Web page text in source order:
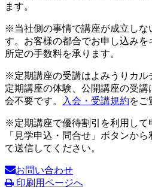
ます。
※当社側の事情で講座が成立しな
す。お客様の都合でお申し込みを
所定の手数料を承ります。
※定期講座の受講はよみうりカル
定期講座の体験、公開講座の受講
会不要です。
入会・受講規約をご
※定期講座で優待割引を利用して
「見学申込・問合せ」ボタンか
て送信してください。
お問い合わせ
印刷用ページへ